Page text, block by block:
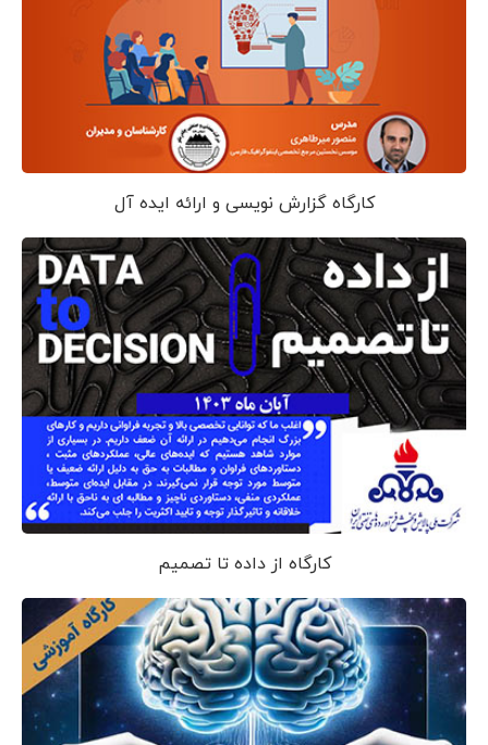
کارگاه گزارش نویسی و ارائه ایده آل
کارگاه از داده تا تصمیم